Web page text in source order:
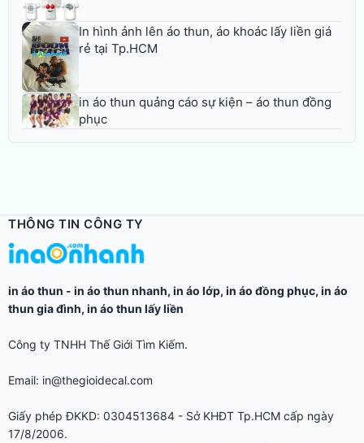
In hình ảnh lên áo thun, áo khoác lấy liền giá
rẻ tại Tp.HCM
in áo thun quảng cáo sự kiện – áo thun đồng
phục
THÔNG TIN CÔNG TY
in áo thun - in áo thun nhanh, in áo lớp, in áo đồng phục, in áo
thun gia đình, in áo thun lấy liền
Công ty TNHH Thế Giới Tìm Kiếm.
Email: in@thegioidecal.com
Giấy phép ĐKKD: 0304513684 - Sở KHĐT Tp.HCM cấp ngày
17/8/2006.